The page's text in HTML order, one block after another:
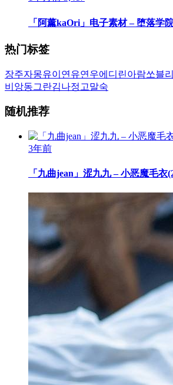
「阿薰kaOri」电子素材 – 堕落学
热门标签
장주자몽유이 연유연우에디린아람쏘블리
비앙동그란김나정 고말숙
随机推荐
3年前
「九曲jean」涩九九 – 小恶魔毛衣